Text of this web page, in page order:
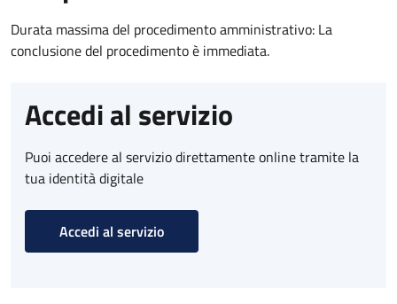
Durata massima del procedimento amministrativo: La
conclusione del procedimento è immediata.
Accedi al servizio
Puoi accedere al servizio direttamente online tramite la
tua identità digitale
Accedi al servizio